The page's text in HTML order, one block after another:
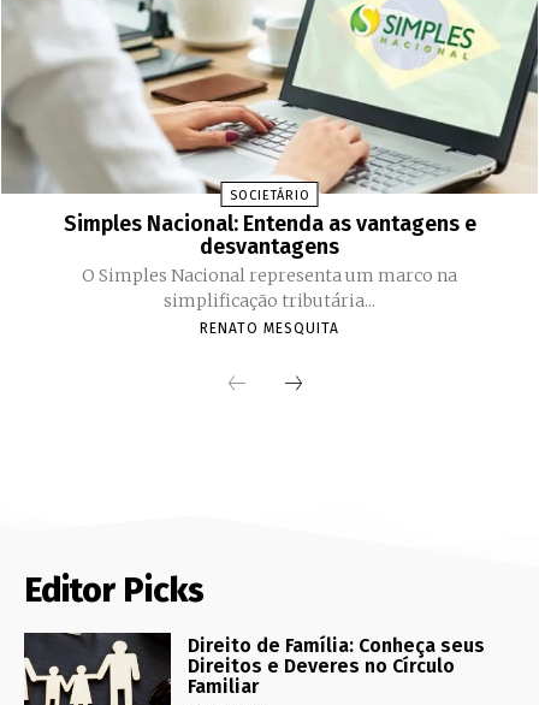
SOCIETÁRIO
Simples Nacional: Entenda as vantagens e
desvantagens
O Simples Nacional representa um marco na
simplificação tributária...
RENATO MESQUITA
Editor Picks
Direito de Família: Conheça seus
Direitos e Deveres no Círculo
Familiar